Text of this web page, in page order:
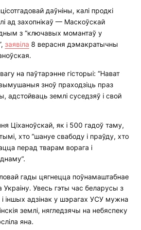
даўніны, калі продкі
ад захопнікаў — Маскоўскай
з “ключавых момантаў у
заявіла 8 верасня дэмакратычны
на паўтарэнне гісторыі: “Нават
зноў праходзіць праз
адстойваць землі суседзяў і свой
Ціханоўскай, як і 500 гадоў таму,
хто “шануе свабоду і праўду, хто
перад тварам ворага і
гады цягнецца поўнамаштабнае
Украіну. Увесь гэты час беларусы з
і іншых адзінак у шэрагах УСУ мужна
землі, нягледзячы на ​​небяспеку
яна.